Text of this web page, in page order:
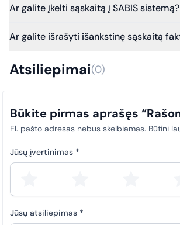
Bet jei praeis daugiau laiko – vis tiek
Ar galite įkelti sąskaitą į SABIS sistemą?
Nuo 2025 m. sausio 1 d. visi viešosios įstaigos
sistemą. Šis reikalavimas taikomas visiems
užtikrinti skaidrumą ir tinkamą atitiktį teisės
Ar galite išrašyti išankstinę sąskaitą
Atsiliepimai(0)
Būkite pirmas aprašęs
El. pašto adresas nebus skelbiamas. Būtini
Jūsų įvertinimas *
Jūsų atsiliepimas *